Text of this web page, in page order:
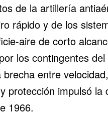
de la artillería
rápido y de los
aire de corto
los contingentes
entre velocidad,
protección impulsó la
1966.